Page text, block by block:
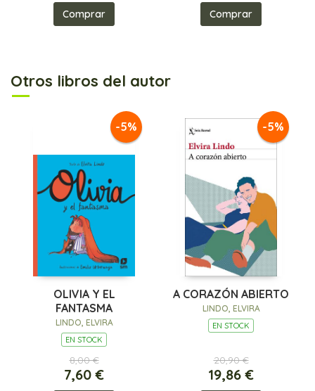
Comprar Comprar
Otros libros del autor
-5%
OLIVIA Y EL
FANTASMA
LINDO, ELVIRA
EN STOCK
8,00 €
7,60 €
-5%
A CORAZÓN ABIERTO
LINDO, ELVIRA
EN STOCK
20,90 €
19,86 €